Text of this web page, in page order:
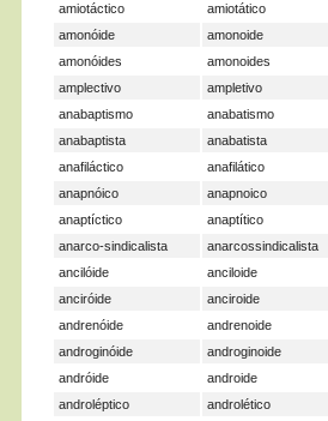
amiotáctico
amiotático
amonóide
amonoide
amonóides
amonoides
amplectivo
ampletivo
anabaptismo
anabatismo
anabaptista
anabatista
anafiláctico
anafilático
anapnóico
anapnoico
anaptíctico
anaptítico
anarco-sindicalista
anarcossindicalista
ancilóide
anciloide
anciróide
anciroide
andrenóide
andrenoide
androginóide
androginoide
andróide
androide
androléptico
androlético